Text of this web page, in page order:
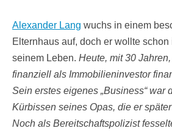
Alexander Lang wuchs in einem
Elternhaus auf, doch er wollte schon
seinem Leben. Heute, mit 30
finanziell als Immobilieninvestor
Sein erstes eigenes „Business“ war
Kürbissen seines Opas, die er
Noch als Bereitschaftspolizist